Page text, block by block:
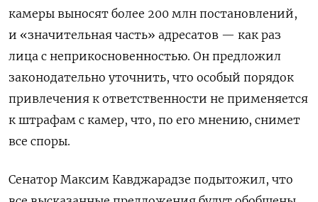
камеры выносят более 200 млн постановлений,
и «значительная часть» адресатов — как раз
лица с неприкосновенностью. Он предложил
законодательно уточнить, что особый порядок
привлечения к ответственности не применяется
к штрафам с камер, что, по его мнению, снимет
все споры.
Сенатор Максим Кавджарадзе подытожил, что